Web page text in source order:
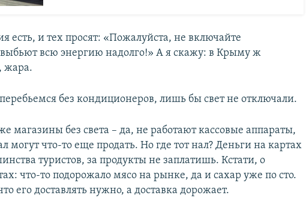
есть, и тех просят: «Пожалуйста, не включайте
всю энергию надолго!» А я скажу: в Крыму ж
жара.
без кондиционеров, лишь бы свет не отключали.
магазины без света – да, не работают кассовые аппараты,
могут что-то еще продать. Но где тот нал? Деньги на картах
туристов, за продукты не заплатишь. Кстати, о
что-то подорожало мясо на рынке, да и сахар уже по сто.
его доставлять нужно, а доставка дорожает.